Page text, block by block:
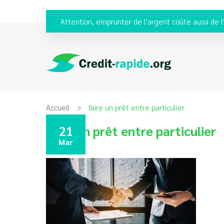
Attention, emprunter de l'argent coûte aussi de
Accueil faire un prêt entre particulier
faire un prêt entre particulier
21
Mar